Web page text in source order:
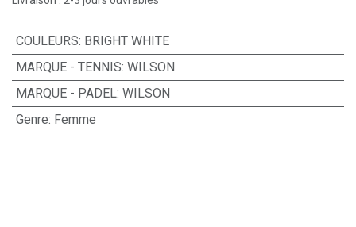
COULEURS: BRIGHT WHITE
MARQUE - TENNIS: WILSON
MARQUE - PADEL: WILSON
Genre: Femme